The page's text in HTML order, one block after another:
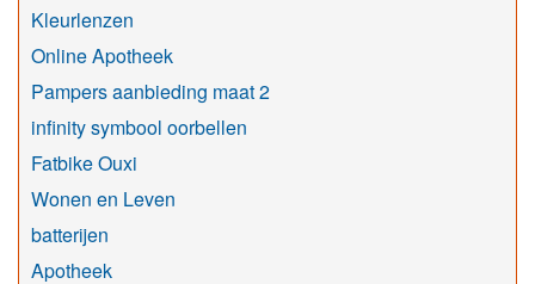
Kleurlenzen
Online Apotheek
Pampers aanbieding maat 2
infinity symbool oorbellen
Fatbike Ouxi
Wonen en Leven
batterijen
Apotheek